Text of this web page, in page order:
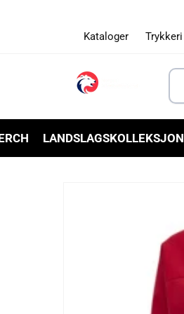
Kataloger Trykkeri
LANDSLAGSKOLLEKSJON